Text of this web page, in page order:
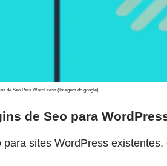
de Seo Para WordPress (Imagem do google)
de Seo para
sites WordPress